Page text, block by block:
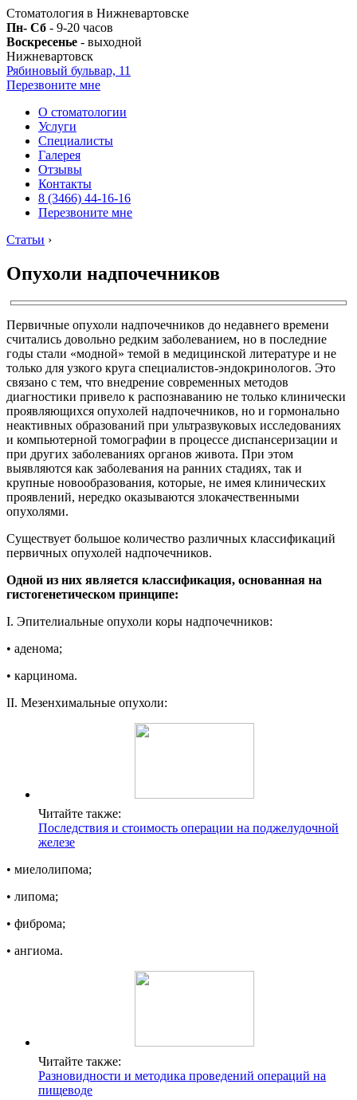
Стоматология в Нижневартовске
Пн- Сб - 9-20 часов
Воскресенье - выходной
Нижневартовск
Рябиновый бульвар, 11
Перезвоните мне
О стоматологии
Услуги
Специалисты
Галерея
Отзывы
Контакты
8 (3466) 44-16-16
Перезвоните мне
Статьи ›
Опухоли надпочечников
Первичные опухоли надпочечников до недавнего времени
считались довольно редким заболеванием, но в последние
годы стали «модной» темой в медицинской литературе и не
только для узкого круга специалистов-эндокринологов. Это
связано с тем, что внедрение современных методов
диагностики привело к распознаванию не только клинически
проявляющихся опухолей надпочечников, но и гормонально
неактивных образований при ультразвуковых исследованиях
и компьютерной томографии в процессе диспансеризации и
при других заболеваниях органов живота. При этом
выявляются как заболевания на ранних стадиях, так и
крупные новообразования, которые, не имея клинических
проявлений, нередко оказываются злокачественными
опухолями.
Существует большое количество различных классификаций
первичных опухолей надпочечников.
Одной из них является классификация, основанная на
гистогенетическом принципе:
I. Эпителиальные опухоли коры надпочечников:
• аденома;
• карцинома.
II. Мезенхимальные опухоли:
Читайте также:
Последствия и стоимость операции на поджелудочной
железе
• миелолипома;
• липома;
• фиброма;
• ангиома.
Читайте также:
Разновидности и методика проведений операций на
пищеводе